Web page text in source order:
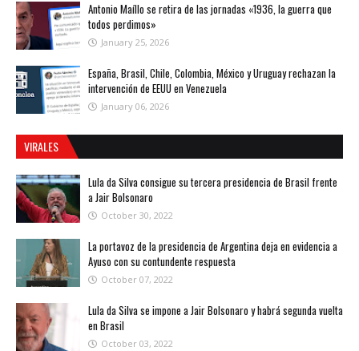
Antonio Maíllo se retira de las jornadas «1936, la guerra que
todos perdimos»
January 25, 2026
España, Brasil, Chile, Colombia, México y Uruguay rechazan la
intervención de EEUU en Venezuela
January 06, 2026
VIRALES
Lula da Silva consigue su tercera presidencia de Brasil frente
a Jair Bolsonaro
October 30, 2022
La portavoz de la presidencia de Argentina deja en evidencia a
Ayuso con su contundente respuesta
October 07, 2022
Lula da Silva se impone a Jair Bolsonaro y habrá segunda vuelta
en Brasil
October 03, 2022